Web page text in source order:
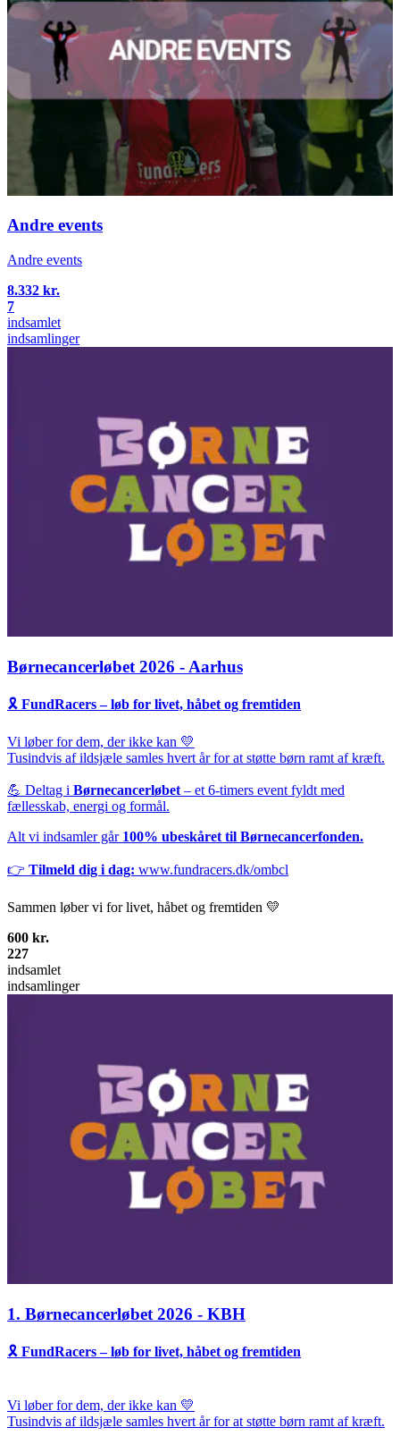
Andre events
Andre events
8.332 kr.
7
indsamlet
indsamlinger
Børnecancerløbet 2026 - Aarhus
🎗️ FundRacers – løb for livet, håbet og fremtiden
Vi løber for dem, der ikke kan 💛
Tusindvis af ildsjæle samles hvert år for at støtte børn ramt af kræft.
💪 Deltag i Børnecancerløbet – et 6-timers event fyldt med
fællesskab, energi og formål.
Alt vi indsamler går 100% ubeskåret til Børnecancerfonden.
👉 Tilmeld dig i dag: www.fundracers.dk/ombcl
Sammen løber vi for livet, håbet og fremtiden 💛
600 kr.
227
indsamlet
indsamlinger
1. Børnecancerløbet 2026 - KBH
🎗️ FundRacers – løb for livet, håbet og fremtiden
Vi løber for dem, der ikke kan 💛
Tusindvis af ildsjæle samles hvert år for at støtte børn ramt af kræft.